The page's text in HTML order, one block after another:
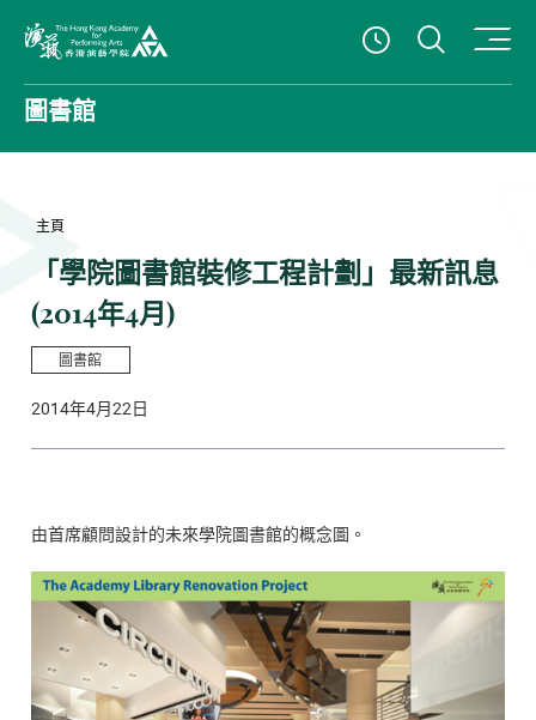
查看開放時
打開
圖書館
主頁
「學院圖書館裝修工程計劃」最新訊息
(2014年4月)
圖書館
2014年4月22日
由首席顧問設計的未來學院圖書館的概念圖。